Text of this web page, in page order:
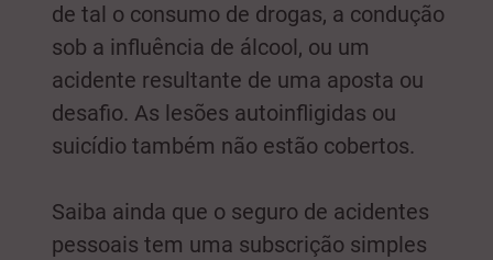
de tal o consumo de drogas, a condução
sob a influência de álcool, ou um
acidente resultante de uma aposta ou
desafio. As lesões autoinfligidas ou
suicídio também não estão cobertos.
Saiba ainda que o seguro de acidentes
pessoais tem uma subscrição simples